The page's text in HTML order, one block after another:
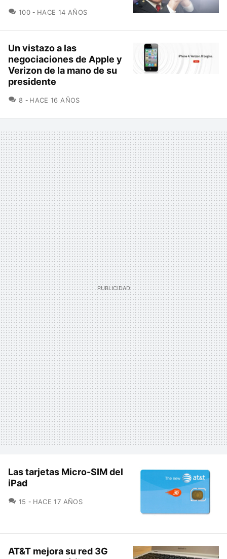
100COMENTARIOS
HACE 14 AÑOS
Un vistazo a las
negociaciones de Apple y
Verizon de la mano de su
presidente
8 COMENTARIOS
HACE 16 AÑOS
Las tarjetas Micro-SIM del
iPad
15 COMENTARIOS
HACE 17 AÑOS
AT&T mejora su red 3G